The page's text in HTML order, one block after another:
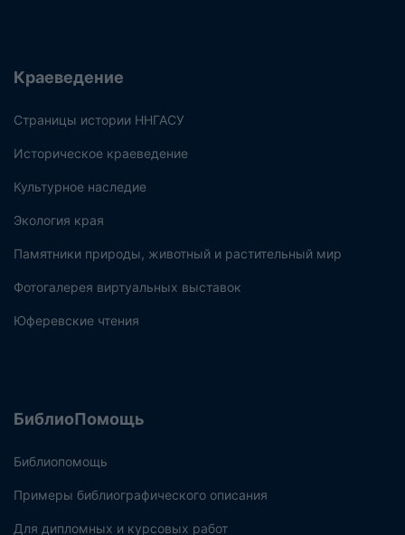
Краеведение
Страницы истории ННГАСУ
Историческое краеведение
Культурное наследие
Экология края
Памятники природы, животный и растительный мир
Фотогалерея виртуальных выставок
Юферевские чтения
БиблиоПомощь
Библиопомощь
Примеры библиографического описания
Для дипломных и курсовых работ